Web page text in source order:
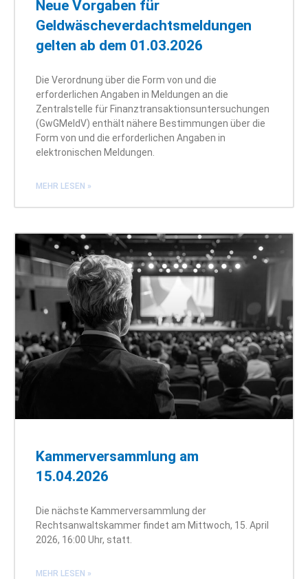
Neue Vorgaben für
Geldwäscheverdachtsmeldungen
gelten ab dem 01.03.2026
Die Verordnung über die Form von und die
erforderlichen Angaben in Meldungen an die
Zentralstelle für Finanztransaktionsuntersuchungen
(GwGMeldV) enthält nähere Bestimmungen über die
Form von und die erforderlichen Angaben in
elektronischen Meldungen.
MEHR LESEN »
Kammerversammlung am
15.04.2026
Die nächste Kammerversammlung der
Rechtsanwaltskammer findet am Mittwoch, 15. April
2026, 16:00 Uhr, statt.
MEHR LESEN »